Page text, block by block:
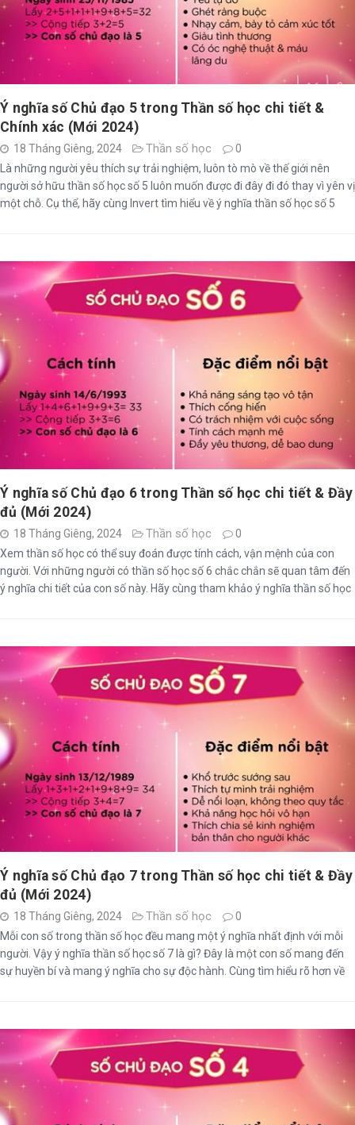
Ý nghĩa số Chủ đạo 5 trong Thần số học chi tiết &
Chính xác (Mới 2024)
18 Tháng Giêng, 2024 Thần số học
0
Là những người yêu thích sự trải nghiệm, luôn tò mò về thế giới nên
người sở hữu thần số học số 5 luôn muốn được đi đây đi đó thay vì yên vị
một chỗ. Cụ thể, hãy cùng Invert tìm hiểu về ý nghĩa thần số học số 5
Ý nghĩa số Chủ đạo 6 trong Thần số học chi tiết & Đầy
đủ (Mới 2024)
18 Tháng Giêng, 2024 Thần số học
0
Xem thần số học có thể suy đoán được tính cách, vận mệnh của con
người. Với những người có thần số học số 6 chắc chắn sẽ quan tâm đến
ý nghĩa chi tiết của con số này. Hãy cùng tham khảo ý nghĩa thần số học
Ý nghĩa số Chủ đạo 7 trong Thần số học chi tiết & Đầy
đủ (Mới 2024)
18 Tháng Giêng, 2024 Thần số học
0
Mỗi con số trong thần số học đều mang một ý nghĩa nhất định với mỗi
người. Vậy ý nghĩa thần số học số 7 là gì? Đây là một con số mang đến
sự huyền bí và mang ý nghĩa cho sự độc hành. Cùng tìm hiểu rõ hơn về